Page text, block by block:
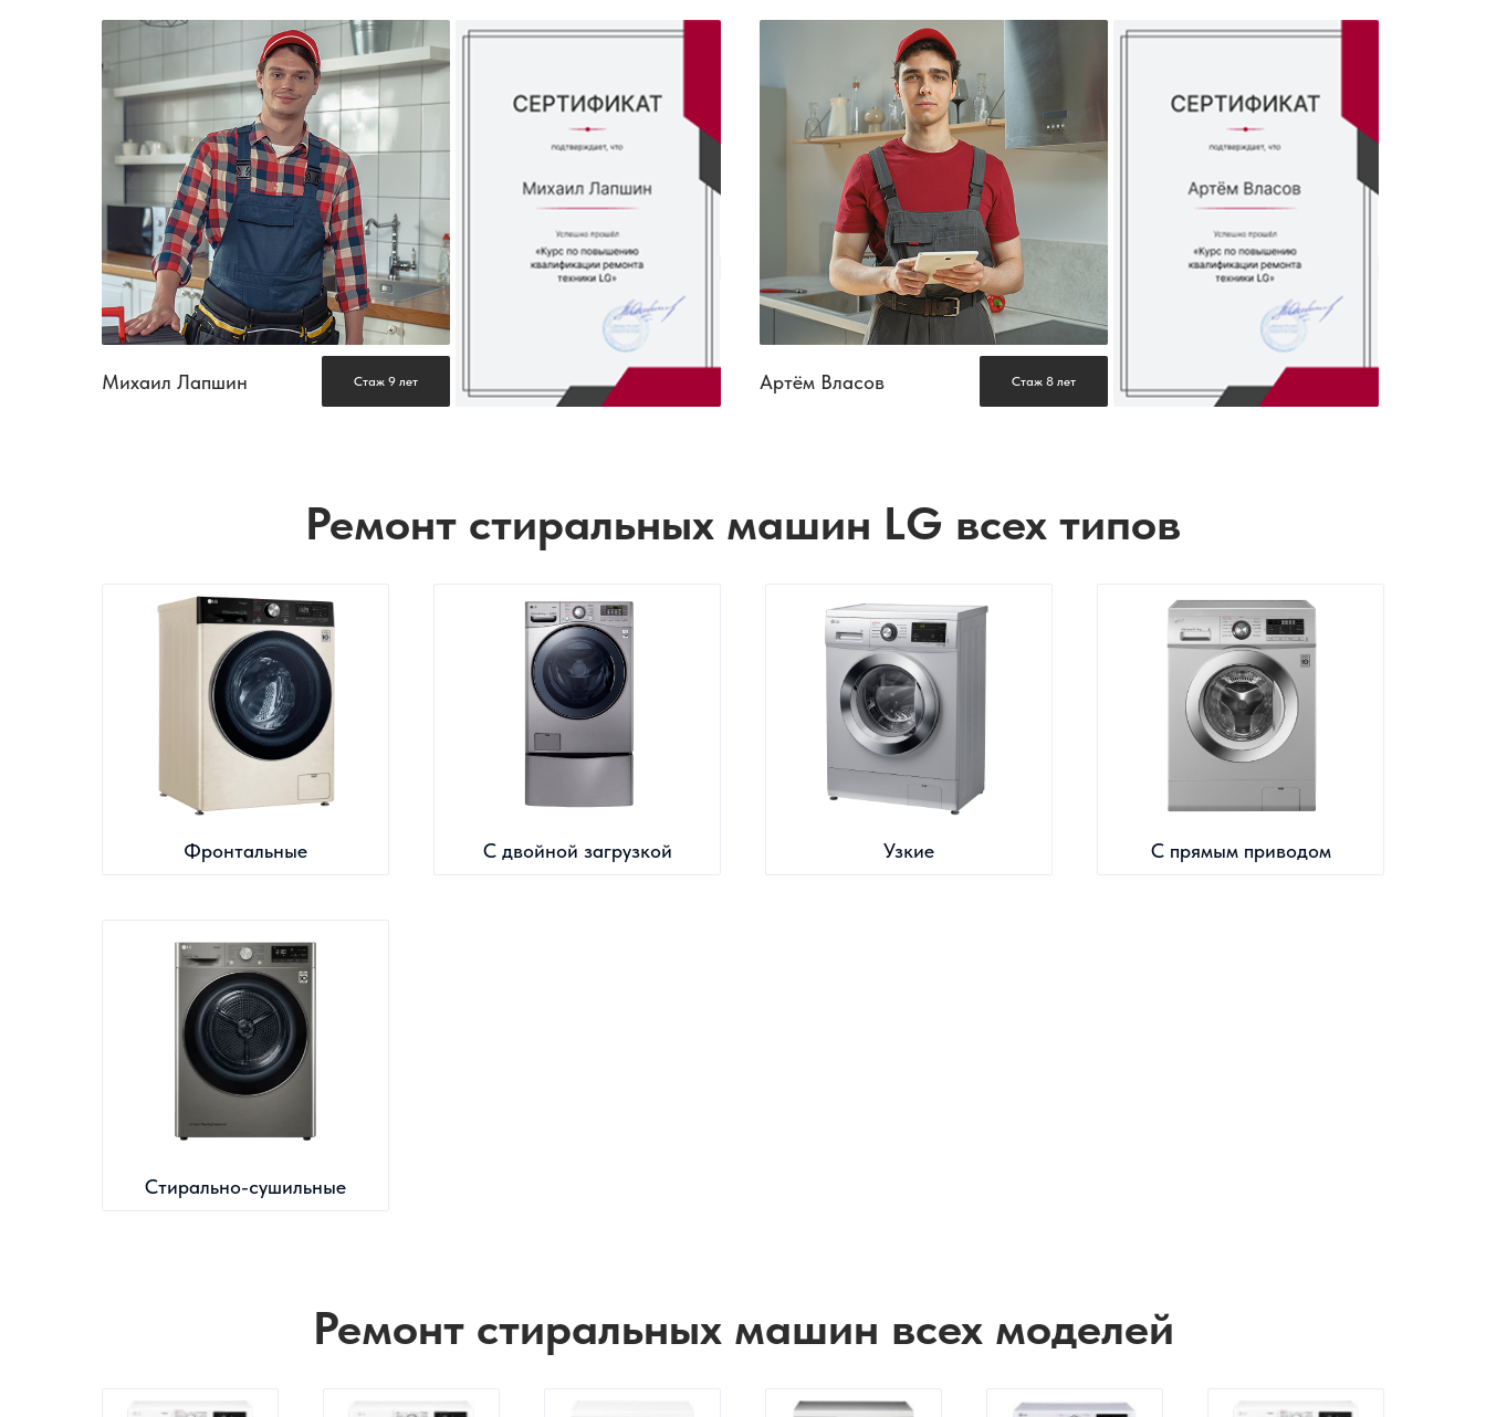
Михаил Лапшин Стаж 9 лет Артём Власов Стаж 8 лет
Ремонт стиральных машин LG всех типов
Фронтальные С двойной загрузкой Узкие С прямым приводом
Стирально-сушильные
Ремонт стиральных машин всех моделей